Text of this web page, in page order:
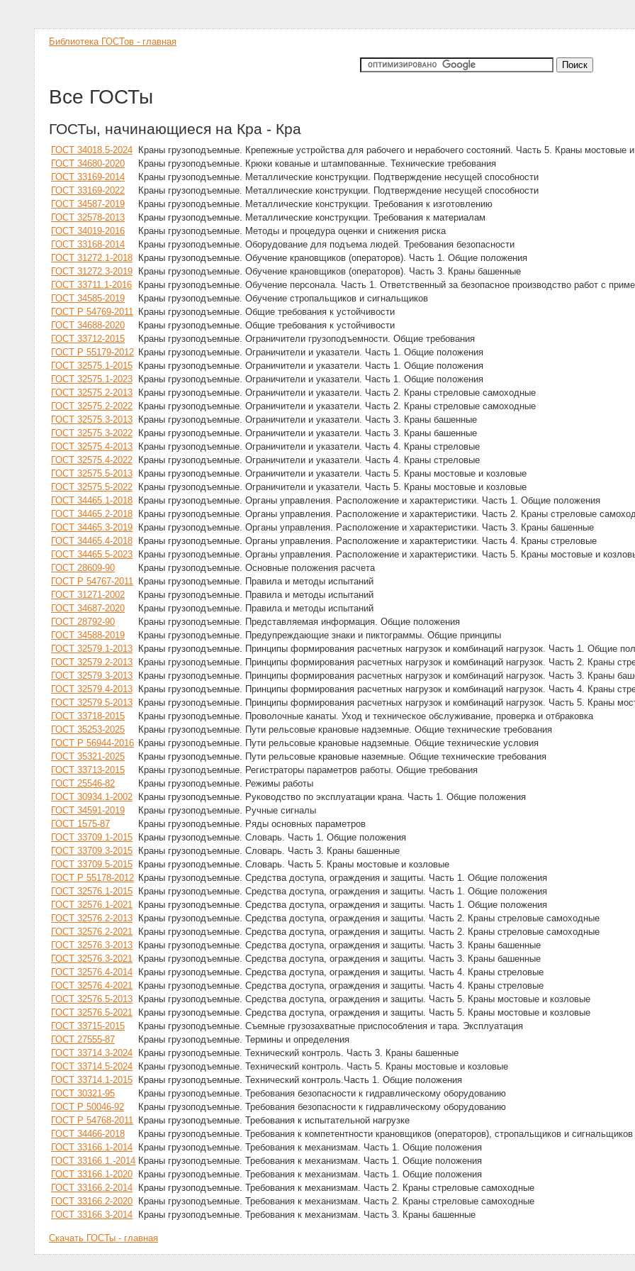
Библиотека ГОСТов - главная
Все ГОСТы
ГОСТы, начинающиеся на Кра - Кра
ГОСТ 34018.5-2024
Краны грузоподъемные. Крепежные устройства для рабочего и нерабочего состояний. Часть 5. Краны мостовые
ГОСТ 34680-2020
Краны грузоподъемные. Крюки кованые и штампованные. Технические требования
ГОСТ 33169-2014
Краны грузоподъемные. Металлические конструкции. Подтверждение несущей способности
ГОСТ 33169-2022
Краны грузоподъемные. Металлические конструкции. Подтверждение несущей способности
ГОСТ 34587-2019
Краны грузоподъемные. Металлические конструкции. Требования к изготовлению
ГОСТ 32578-2013
Краны грузоподъемные. Металлические конструкции. Требования к материалам
ГОСТ 34019-2016
Краны грузоподъемные. Методы и процедура оценки и снижения риска
ГОСТ 33168-2014
Краны грузоподъемные. Оборудование для подъема людей. Требования безопасности
ГОСТ 31272.1-2018
Краны грузоподъемные. Обучение крановщиков (операторов). Часть 1. Общие положения
ГОСТ 31272.3-2019
Краны грузоподъемные. Обучение крановщиков (операторов). Часть 3. Краны башенные
ГОСТ 33711.1-2016
Краны грузоподъемные. Обучение персонала. Часть 1. Ответственный за безопасное производство работ с
ГОСТ 34585-2019
Краны грузоподъемные. Обучение стропальщиков и сигнальщиков
ГОСТ Р 54769-2011 Краны грузоподъемные. Общие требования к устойчивости
ГОСТ 34688-2020
Краны грузоподъемные. Общие требования к устойчивости
ГОСТ 33712-2015
Краны грузоподъемные. Ограничители грузоподъемности. Общие требования
ГОСТ Р 55179-2012 Краны грузоподъемные. Ограничители и указатели. Часть 1. Общие положения
ГОСТ 32575.1-2015
Краны грузоподъемные. Ограничители и указатели. Часть 1. Общие положения
ГОСТ 32575.1-2023
Краны грузоподъемные. Ограничители и указатели. Часть 1. Общие положения
ГОСТ 32575.2-2013
Краны грузоподъемные. Ограничители и указатели. Часть 2. Краны стреловые самоходные
ГОСТ 32575.2-2022
Краны грузоподъемные. Ограничители и указатели. Часть 2. Краны стреловые самоходные
ГОСТ 32575.3-2013
Краны грузоподъемные. Ограничители и указатели. Часть 3. Краны башенные
ГОСТ 32575.3-2022
Краны грузоподъемные. Ограничители и указатели. Часть 3. Краны башенные
ГОСТ 32575.4-2013
Краны грузоподъемные. Ограничители и указатели. Часть 4. Краны стреловые
ГОСТ 32575.4-2022
Краны грузоподъемные. Ограничители и указатели. Часть 4. Краны стреловые
ГОСТ 32575.5-2013
Краны грузоподъемные. Ограничители и указатели. Часть 5. Краны мостовые и козловые
ГОСТ 32575.5-2022
Краны грузоподъемные. Ограничители и указатели. Часть 5. Краны мостовые и козловые
ГОСТ 34465.1-2018
Краны грузоподъемные. Органы управления. Расположение и характеристики. Часть 1. Общие положения
ГОСТ 34465.2-2018
Краны грузоподъемные. Органы управления. Расположение и характеристики. Часть 2. Краны стреловые
ГОСТ 34465.3-2019
Краны грузоподъемные. Органы управления. Расположение и характеристики. Часть 3. Краны башенные
ГОСТ 34465.4-2018
Краны грузоподъемные. Органы управления. Расположение и характеристики. Часть 4. Краны стреловые
ГОСТ 34465.5-2023
Краны грузоподъемные. Органы управления. Расположение и характеристики. Часть 5. Краны мостовые и
ГОСТ 28609-90
Краны грузоподъемные. Основные положения расчета
ГОСТ Р 54767-2011 Краны грузоподъемные. Правила и методы испытаний
ГОСТ 31271-2002
Краны грузоподъемные. Правила и методы испытаний
ГОСТ 34687-2020
Краны грузоподъемные. Правила и методы испытаний
ГОСТ 28792-90
Краны грузоподъемные. Представляемая информация. Общие положения
ГОСТ 34588-2019
Краны грузоподъемные. Предупреждающие знаки и пиктограммы. Общие принципы
ГОСТ 32579.1-2013
Краны грузоподъемные. Принципы формирования расчетных нагрузок и комбинаций нагрузок. Часть 1. Общие
ГОСТ 32579.2-2013
Краны грузоподъемные. Принципы формирования расчетных нагрузок и комбинаций нагрузок. Часть 2. Краны
ГОСТ 32579.3-2013
Краны грузоподъемные. Принципы формирования расчетных нагрузок и комбинаций нагрузок. Часть 3. Краны
ГОСТ 32579.4-2013
Краны грузоподъемные. Принципы формирования расчетных нагрузок и комбинаций нагрузок. Часть 4. Краны
ГОСТ 32579.5-2013
Краны грузоподъемные. Принципы формирования расчетных нагрузок и комбинаций нагрузок. Часть 5. Краны
ГОСТ 33718-2015
Краны грузоподъемные. Проволочные канаты. Уход и техническое обслуживание, проверка и отбраковка
ГОСТ 35253-2025
Краны грузоподъемные. Пути рельсовые крановые надземные. Общие технические требования
ГОСТ Р 56944-2016 Краны грузоподъемные. Пути рельсовые крановые надземные. Общие технические условия
ГОСТ 35321-2025
Краны грузоподъемные. Пути рельсовые крановые наземные. Общие технические требования
ГОСТ 33713-2015
Краны грузоподъемные. Регистраторы параметров работы. Общие требования
ГОСТ 25546-82
Краны грузоподъемные. Режимы работы
ГОСТ 30934.1-2002
Краны грузоподъемные. Руководство по эксплуатации крана. Часть 1. Общие положения
ГОСТ 34591-2019
Краны грузоподъемные. Ручные сигналы
ГОСТ 1575-87
Краны грузоподъемные. Ряды основных параметров
ГОСТ 33709.1-2015
Краны грузоподъемные. Словарь. Часть 1. Общие положения
ГОСТ 33709.3-2015
Краны грузоподъемные. Словарь. Часть 3. Краны башенные
ГОСТ 33709.5-2015
Краны грузоподъемные. Словарь. Часть 5. Краны мостовые и козловые
ГОСТ Р 55178-2012 Краны грузоподъемные. Средства доступа, ограждения и защиты. Часть 1. Общие положения
ГОСТ 32576.1-2015
Краны грузоподъемные. Средства доступа, ограждения и защиты. Часть 1. Общие положения
ГОСТ 32576.1-2021
Краны грузоподъемные. Средства доступа, ограждения и защиты. Часть 1. Общие положения
ГОСТ 32576.2-2013
Краны грузоподъемные. Средства доступа, ограждения и защиты. Часть 2. Краны стреловые самоходные
ГОСТ 32576.2-2021
Краны грузоподъемные. Средства доступа, ограждения и защиты. Часть 2. Краны стреловые самоходные
ГОСТ 32576.3-2013
Краны грузоподъемные. Средства доступа, ограждения и защиты. Часть 3. Краны башенные
ГОСТ 32576.3-2021
Краны грузоподъемные. Средства доступа, ограждения и защиты. Часть 3. Краны башенные
ГОСТ 32576.4-2014
Краны грузоподъемные. Средства доступа, ограждения и защиты. Часть 4. Краны стреловые
ГОСТ 32576.4-2021
Краны грузоподъемные. Средства доступа, ограждения и защиты. Часть 4. Краны стреловые
ГОСТ 32576.5-2013
Краны грузоподъемные. Средства доступа, ограждения и защиты. Часть 5. Краны мостовые и козловые
ГОСТ 32576.5-2021
Краны грузоподъемные. Средства доступа, ограждения и защиты. Часть 5. Краны мостовые и козловые
ГОСТ 33715-2015
Краны грузоподъемные. Съемные грузозахватные приспособления и тара. Эксплуатация
ГОСТ 27555-87
Краны грузоподъемные. Термины и определения
ГОСТ 33714.3-2024
Краны грузоподъемные. Технический контроль. Часть 3. Краны башенные
ГОСТ 33714.5-2024
Краны грузоподъемные. Технический контроль. Часть 5. Краны мостовые и козловые
ГОСТ 33714.1-2015
Краны грузоподъемные. Технический контроль.Часть 1. Общие положения
ГОСТ 30321-95
Краны грузоподъемные. Требования безопасности к гидравлическому оборудованию
ГОСТ Р 50046-92
Краны грузоподъемные. Требования безопасности к гидравлическому оборудованию
ГОСТ Р 54768-2011 Краны грузоподъемные. Требования к испытательной нагрузке
ГОСТ 34466-2018
Краны грузоподъемные. Требования к компетентности крановщиков (операторов), стропальщиков и сигнальщиков
ГОСТ 33166.1-2014
Краны грузоподъемные. Требования к механизмам. Часть 1. Общие положения
ГОСТ 33166.1.-2014 Краны грузоподъемные. Требования к механизмам. Часть 1. Общие положения
ГОСТ 33166.1-2020
Краны грузоподъемные. Требования к механизмам. Часть 1. Общие положения
ГОСТ 33166.2-2014
Краны грузоподъемные. Требования к механизмам. Часть 2. Краны стреловые самоходные
ГОСТ 33166.2-2020
Краны грузоподъемные. Требования к механизмам. Часть 2. Краны стреловые самоходные
ГОСТ 33166.3-2014
Краны грузоподъемные. Требования к механизмам. Часть 3. Краны башенные
Скачать ГОСТы - главная